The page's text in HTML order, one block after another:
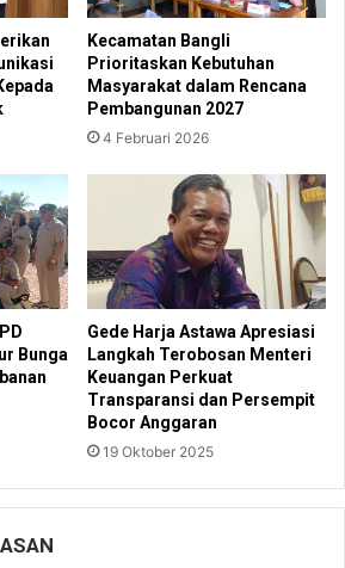
Kecamatan Bangli
Prioritaskan Kebutuhan
Masyarakat dalam Rencana
Pembangunan 2027
4 Februari 2026
Bunga
Gede Harja Astawa Apresiasi
Langkah Terobosan Menteri
Keuangan Perkuat
Transparansi dan Persempit
Bocor Anggaran
19 Oktober 2025